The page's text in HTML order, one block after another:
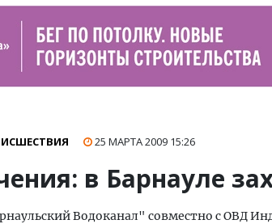
25 МАРТА 2009 15:26
в Барнауле
Водоканал" совместно с ОВД